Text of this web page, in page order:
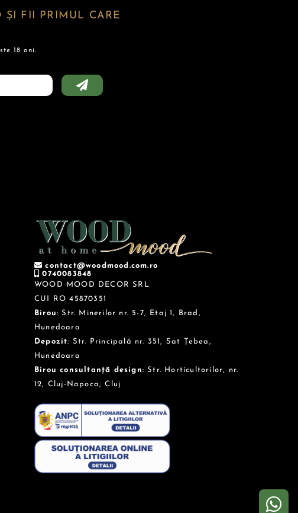
ȘI FII PRIMUL CARE
18 ani.
contact@woodmood.com.ro
0740083848
WOOD MOOD DECOR SRL
CUI RO 45870351
Birou: Str. Minerilor nr. 5-7, Etaj 1, Brad,
Hunedoara
Depozit: Str. Principală nr. 351, Sat Țebea,
Hunedoara
Birou consultanță design: Str. Horticultorilor, nr.
12, Cluj-Napoca, Cluj